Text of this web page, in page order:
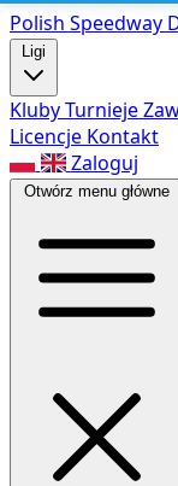
Polish Speedway
Ligi
KlubyTurnieje
Licencje Kontakt
Zaloguj
Otwórz menu główne